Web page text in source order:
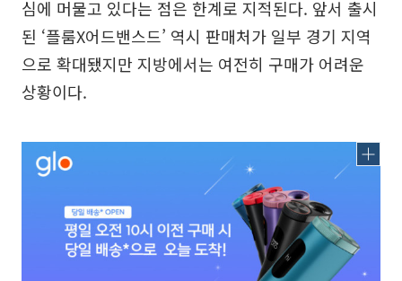
심에 머물고 있다는 점은 한계로 지적된다. 앞서 출시
된 ‘플룸X어드밴스드’ 역시 판매처가 일부 경기 지역
으로 확대됐지만 지방에서는 여전히 구매가 어려운
상황이다.